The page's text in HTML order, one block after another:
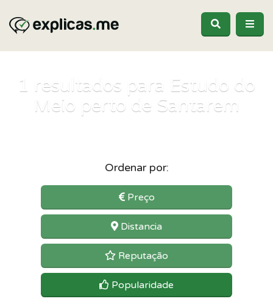
1 resultados para Estudo do
Meio perto de Santarem
Ordenar por:
Preço
Distancia
Reputação
Popularidade